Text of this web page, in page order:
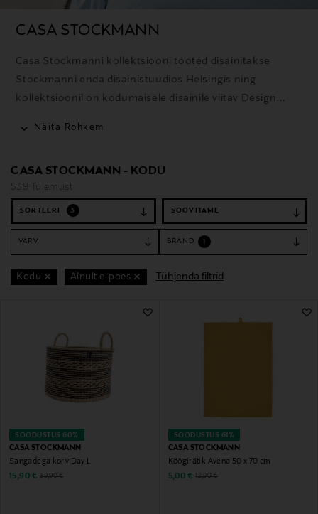
CASA STOCKMANN
Casa Stockmanni kollektsiooni tooted disainitakse
Stockmanni enda disainistuudios Helsingis ning
kollektsioonil on kodumaisele disainile viitav Design
sisustustrendid. Enamik Casa Stockmanni
tekstiiltoodetest on toodetud Euroopas.
Näita Rohkem
CASA STOCKMANN - KODU
539 Tulemust
SORTEERI 3
VÄRV BRÄND
Kodu Ainult e-poes Tühjenda filtrid
SOODUSTUS 60%
CASA STOCKMANN
Sangadega korv Day L
Discounted Price
15,90 € Original Price
39,90 €
SOODUSTUS 61%
CASA STOCKMANN
Köögirätik Avena 50 x 70 cm
Discounted Price
5,00 € Original Price
12,90 €